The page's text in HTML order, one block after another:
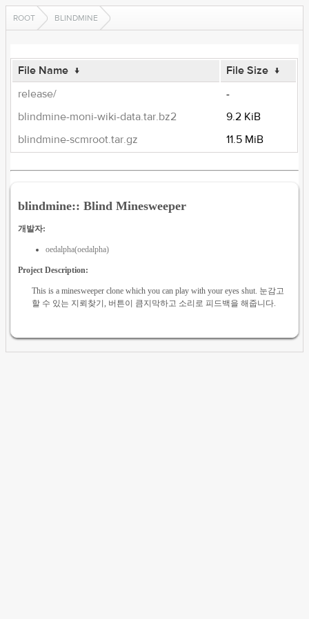
ROOT BLINDMINE
File Name ↓ File Size ↓
release/
-
blindmine-moni-wiki-data.tar.bz2
9.2 KiB
blindmine-scmroot.tar.gz
11.5 MiB
blindmine:: Blind Minesweeper
개발자:
oedalpha(oedalpha)
Project Description:
This is a minesweeper clone which you can play with your eyes shut. 눈감고
할 수 있는 지뢰찾기, 버튼이 큼지막하고 소리로 피드백을 해줍니다.